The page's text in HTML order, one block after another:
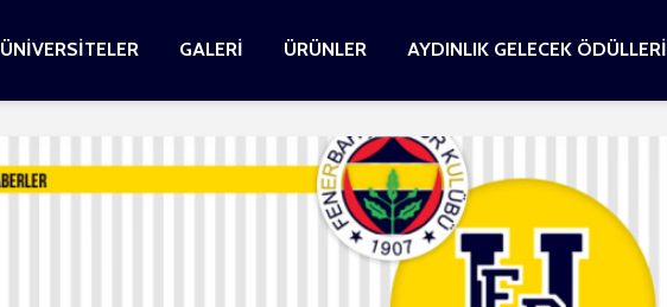
ÜNİVERSİTELER GALERİ ÜRÜNLER AYDINLIK GELECEK ÖDÜLLERİ